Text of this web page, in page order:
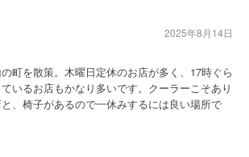
町を散策。木曜日定休のお店が多く、17時ぐら
いるお店もかなり多いです。クーラーこそあり
、椅子があるので一休みするには良い場所で
2025年8月14日